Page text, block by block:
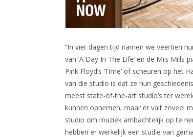
”In vier dagen tijd namen we veertien
van ‘A Day In The Life’ en de Mrs Mills
Pink Floyd’s ‘Time’ of scheuren op het
van die studio is dat ze hun
meest state-of-the-art studio’s ter
kunnen opnemen, maar er valt zoveel
studio om muziek ambachtelijk op te
hebben er werkelijk een studie van